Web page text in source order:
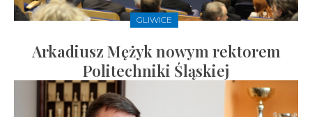
GLIWICE
Arkadiusz Mężyk nowym rektorem
Politechniki Śląskiej